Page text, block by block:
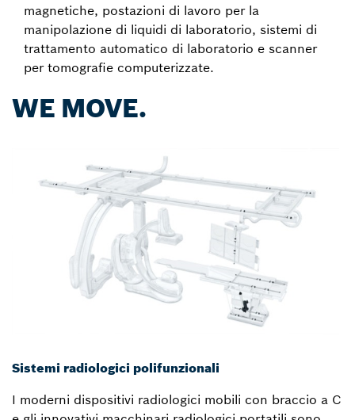
magnetiche, postazioni di lavoro per la
manipolazione di liquidi di laboratorio, sistemi di
trattamento automatico di laboratorio e scanner
per tomografie computerizzate.
WE MOVE.
Sistemi radiologici polifunzionali
I moderni dispositivi radiologici mobili con braccio a C